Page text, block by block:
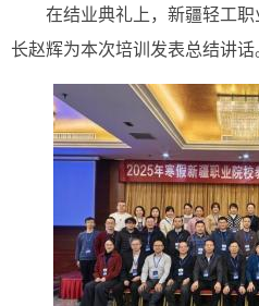
在结业典礼上，新疆轻工
长赵辉为本次培训发表总结讲话